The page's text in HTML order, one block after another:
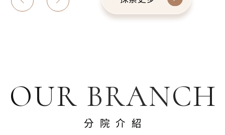
OUR BRANCH
分院介紹